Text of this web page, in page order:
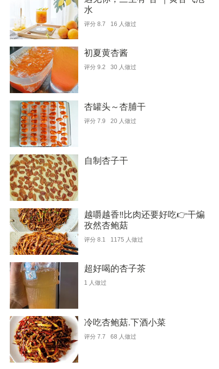
水
评分 8.7 16 人做过
初夏黄杏酱
评分 9.2 30 人做过
杏罐头～杏脯干
评分 7.9 20 人做过
自制杏子干
越嚼越香‼️比肉还要好吃👉干煸
孜然杏鲍菇
评分 8.1 1175 人做过
超好喝的杏子茶
1 人做过
冷吃杏鲍菇.下酒小菜
评分 7.7 68 人做过